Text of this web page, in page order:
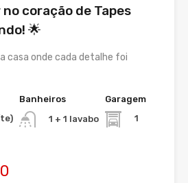
coração de Tapes
🌟
casa onde cada detalhe foi
Banheiros
1 + 1 lavabo
Garagem
1